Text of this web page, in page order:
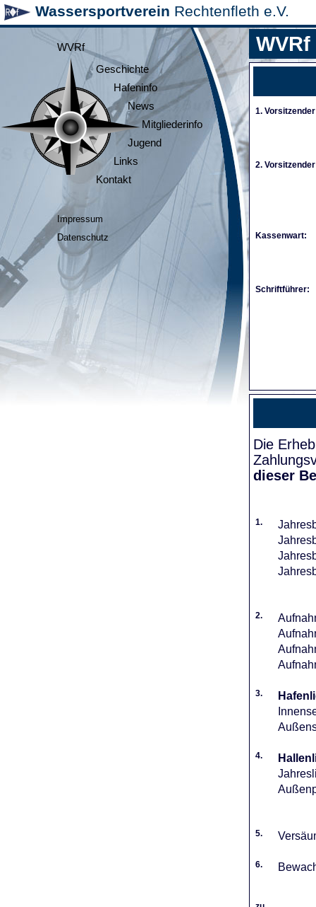
Wassersportverein Rechtenfleth e.V.
WVRf
Geschichte
Hafeninfo
News
Mitgliederinfo
Jugend
Links
Kontakt
Impressum
Datenschutz
WVRf
1.
2.
Kassenwart:
Schriftführer:
Die
dieser
1.
2.
3.
4.
5.
6.